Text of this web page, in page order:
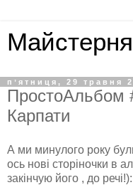
пʼятниця, 29 травня
ПростоАльбом
Карпати
А ми минулого року
ось нові сторіночки в
закінчую його , до речі!):